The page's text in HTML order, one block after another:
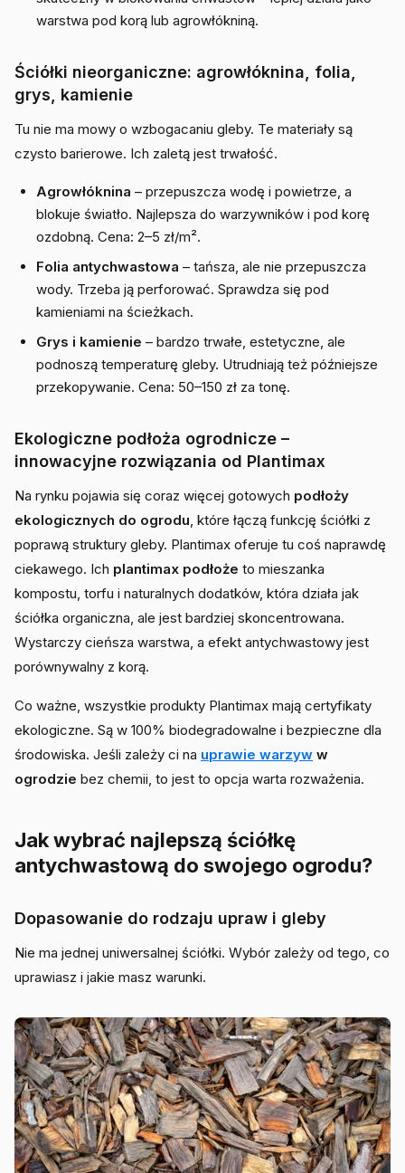
warstwa pod korą lub agrowłókniną.
Ściółki nieorganiczne: agrowłóknina, folia,
grys, kamienie
Tu nie ma mowy o wzbogacaniu gleby. Te materiały są
czysto barierowe. Ich zaletą jest trwałość.
Agrowłóknina – przepuszcza wodę i powietrze, a
blokuje światło. Najlepsza do warzywników i pod korę
ozdobną. Cena: 2–5 zł/m².
Folia antychwastowa – tańsza, ale nie przepuszcza
wody. Trzeba ją perforować. Sprawdza się pod
kamieniami na ścieżkach.
Grys i kamienie – bardzo trwałe, estetyczne, ale
podnoszą temperaturę gleby. Utrudniają też późniejsze
przekopywanie. Cena: 50–150 zł za tonę.
Ekologiczne podłoża ogrodnicze –
innowacyjne rozwiązania od Plantimax
Na rynku pojawia się coraz więcej gotowych podłoży
ekologicznych do ogrodu , które łączą funkcję ściółki z
poprawą struktury gleby. Plantimax oferuje tu coś naprawdę
ciekawego. Ich plantimax podłoże to mieszanka
kompostu, torfu i naturalnych dodatków, która działa jak
ściółka organiczna, ale jest bardziej skoncentrowana.
Wystarczy cieńsza warstwa, a efekt antychwastowy jest
porównywalny z korą.
Co ważne, wszystkie produkty Plantimax mają certyfikaty
ekologiczne. Są w 100% biodegradowalne i bezpieczne dla
środowiska. Jeśli zależy ci na uprawie warzyw w
ogrodzie bez chemii, to jest to opcja warta rozważenia.
Jak wybrać najlepszą ściółkę
antychwastową do swojego ogrodu?
Dopasowanie do rodzaju upraw i gleby
Nie ma jednej uniwersalnej ściółki. Wybór zależy od tego, co
uprawiasz i jakie masz warunki.